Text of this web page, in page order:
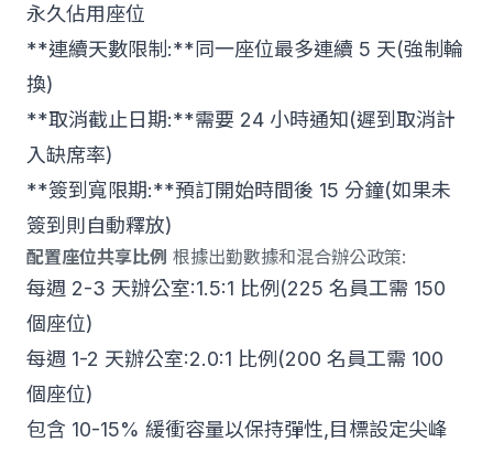
永久佔用座位
**連續天數限制:**同一座位最多連續 5 天(強制輪
換)
**取消截止日期:**需要 24 小時通知(遲到取消計
入缺席率)
**簽到寬限期:**預訂開始時間後 15 分鐘(如果未
簽到則自動釋放)
配置座位共享比例 根據出勤數據和混合辦公政策:
每週 2-3 天辦公室:1.5:1 比例(225 名員工需 150
個座位)
每週 1-2 天辦公室:2.0:1 比例(200 名員工需 100
個座位)
包含 10-15% 緩衝容量以保持彈性,目標設定尖峰